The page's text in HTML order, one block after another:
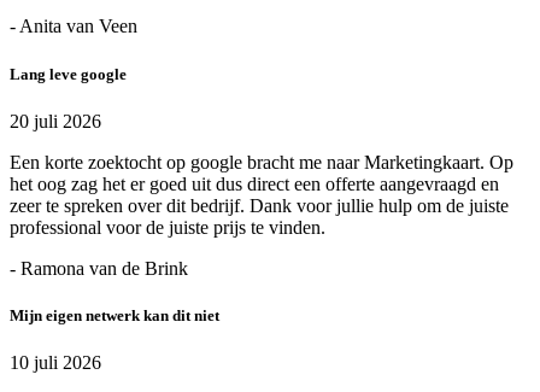
- Anita van Veen
Lang leve google
20 juli 2026
Een korte zoektocht op google bracht me naar Marketingkaart. Op
het oog zag het er goed uit dus direct een offerte aangevraagd en
zeer te spreken over dit bedrijf. Dank voor jullie hulp om de juiste
professional voor de juiste prijs te vinden.
- Ramona van de Brink
Mijn eigen netwerk kan dit niet
10 juli 2026